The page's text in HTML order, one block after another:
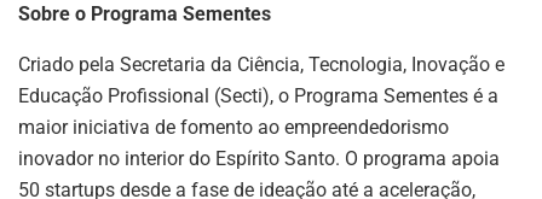
Sobre o Programa Sementes
Criado pela Secretaria da Ciência, Tecnologia, Inovação e
Educação Profissional (Secti), o Programa Sementes é a
maior iniciativa de fomento ao empreendedorismo
inovador no interior do Espírito Santo. O programa apoia
50 startups desde a fase de ideação até a aceleração,